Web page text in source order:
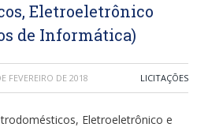
Eletroeletrônico
de Informática)
FEVEREIRO DE 2018 LICITAÇÕES
Eletroeletrônico e